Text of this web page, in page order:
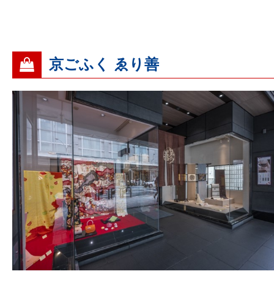
京ごふく ゑり善